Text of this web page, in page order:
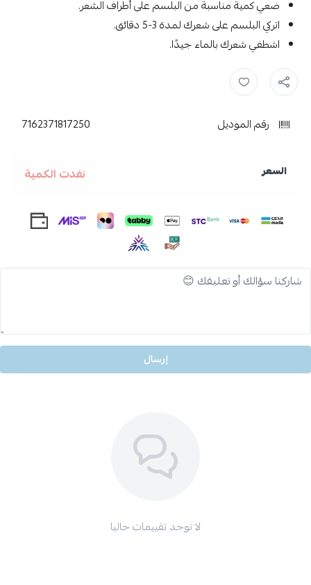
ضعي كمية مناسبة من البلسم على أطراف الشعر.
اتركي البلسم على شعرك لمدة 3-5 دقائق.
اشطفي شعرك بالماء جيدًا.
جيوفاني , giovanni ,
رقم الموديل 7162371817250
السعر نفدت الكمية
إرسال
لا توجد تقييمات حاليا